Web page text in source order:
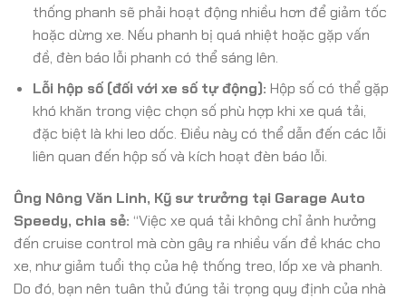
thống phanh sẽ phải hoạt động nhiều hơn để giảm tốc
hoặc dừng xe. Nếu phanh bị quá nhiệt hoặc gặp vấn
đề, đèn báo lỗi phanh có thể sáng lên.
Lỗi hộp số (đối với xe số tự động): Hộp số có thể gặp
khó khăn trong việc chọn số phù hợp khi xe quá tải,
đặc biệt là khi leo dốc. Điều này có thể dẫn đến các lỗi
liên quan đến hộp số và kích hoạt đèn báo lỗi.
Ông Nông Văn Linh, Kỹ sư trưởng tại Garage Auto
Speedy, chia sẻ: “Việc xe quá tải không chỉ ảnh hưởng
đến cruise control mà còn gây ra nhiều vấn đề khác cho
xe, như giảm tuổi thọ của hệ thống treo, lốp xe và phanh.
Do đó, bạn nên tuân thủ đúng tải trọng quy định của nhà